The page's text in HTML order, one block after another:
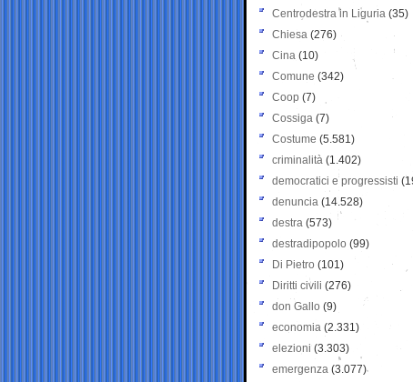
Centrodestra in Liguria (35)
Chiesa (276)
Cina (10)
Comune (342)
Coop (7)
Cossiga (7)
Costume (5.581)
criminalità (1.402)
democratici e progressisti
denuncia (14.528)
destra (573)
destradipopolo (99)
Di Pietro (101)
Diritti civili (276)
don Gallo (9)
economia (2.331)
elezioni (3.303)
emergenza (3.077)